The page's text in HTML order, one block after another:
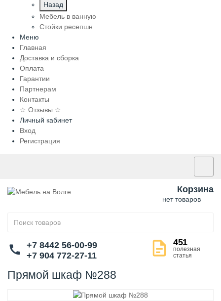
Назад
Мебель в ванную
Стойки ресепшн
Меню
Главная
Доставка и сборка
Оплата
Гарантии
Партнерам
Контакты
☆ Отзывы ☆
Личный кабинет
Вход
Регистрация
Корзина
нет товаров
+7 8442 56-00-99
+7 904 772-27-11
451
полезная
статья
Прямой шкаф №288